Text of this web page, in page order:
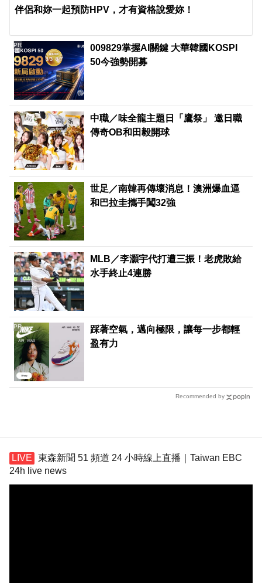
伴侶和妳一起預防HPV，才有資格說愛妳！
009829掌握AI關鍵 大華韓國KOSPI
50今強勢開募
PR
中職／味全龍主題日「鷹祭」 邀日職
傳奇OB和田毅開球
世足／南韓再傳壞消息！澳洲爆血逼
和巴拉圭攜手闖32強
MLB／李灝宇代打遭三振！老虎敗給
水手終止4連勝
踩著空氣，邁向極限，讓每一步都輕
盈有力
PR
Recommended by
東森新聞 51 頻道 24 小時線上直播｜Taiwan EBC
24h live news